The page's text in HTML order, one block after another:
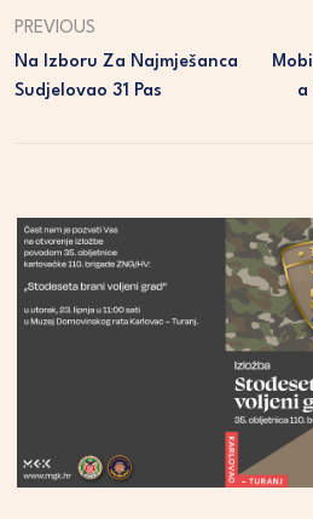
PREVIOUS
Na Izboru Za Najmješanca
Sudjelovao 31 Pas